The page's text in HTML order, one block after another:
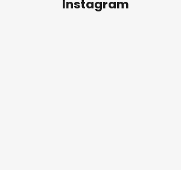
Instagram